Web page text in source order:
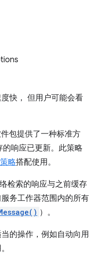
快， 但用户可能会看
包提供了一种标准方
的响应已更新。此策略
策略搭配使用。
检索的响应与之前缓存
务工作器范围内的所有
）。
的操作，例如自动向用